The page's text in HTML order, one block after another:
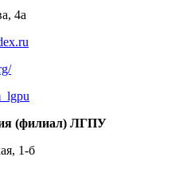
4а
(филиал) ЛГПУ
1-б